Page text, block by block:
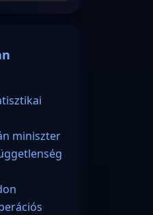
miniszter